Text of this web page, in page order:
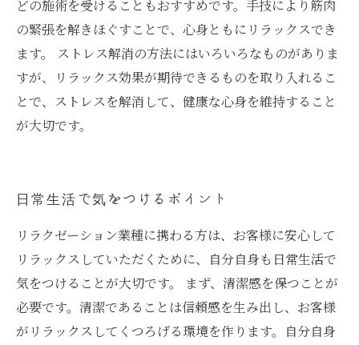
どの施術を受けることもおすすめです。手技により筋肉
の緊張を解きほぐすことで、心身ともにリラックスでき
ます。 ストレス解消の方法にはいろいろなものがありま
すが、リラックス効果が期待できるものを取り入れるこ
とで、ストレスを解消して、健康な心身を維持すること
が大切です。
日常生活で気をつけるポイント
リラクゼーション業種に携わる方は、お客様に安心して
リラックスしていただくために、自分自身も日常生活で
気をつけることが大切です。 まず、清潔感を保つことが
必要です。清潔であることは信頼感を生み出し、お客様
がリラックスしてくつろげる環境を作ります。自分自身